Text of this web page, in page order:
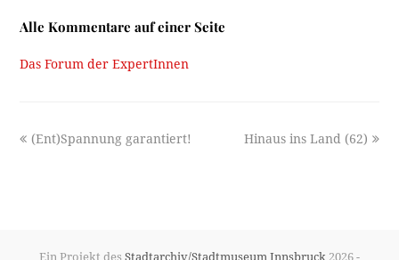
Alle Kommentare auf einer Seite
Das Forum der ExpertInnen
previous
(Ent)Spannung garantiert!
next
Hinaus ins Land (62)
Ein Projekt des Stadtarchiv/Stadtmuseum Innsbruck 2026 -